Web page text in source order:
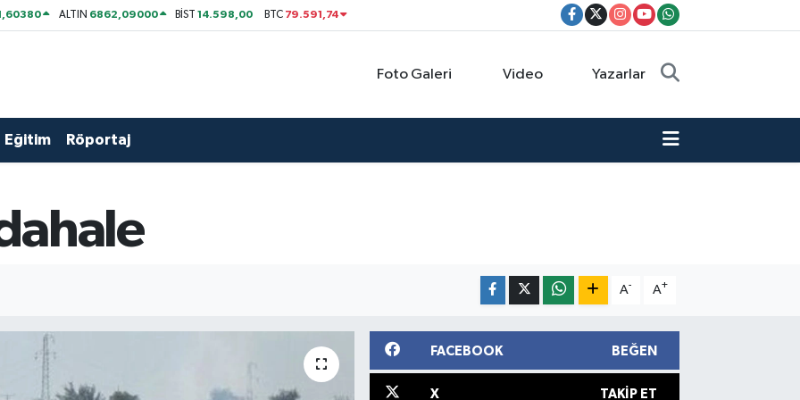
ALTIN 6862,09000 BİST14.598,00 BTC 79.591,74
Foto Galeri Video Yazarlar
Eğitim Röportaj
A- A+
FACEBOOK BEĞEN
X TAKIP ET